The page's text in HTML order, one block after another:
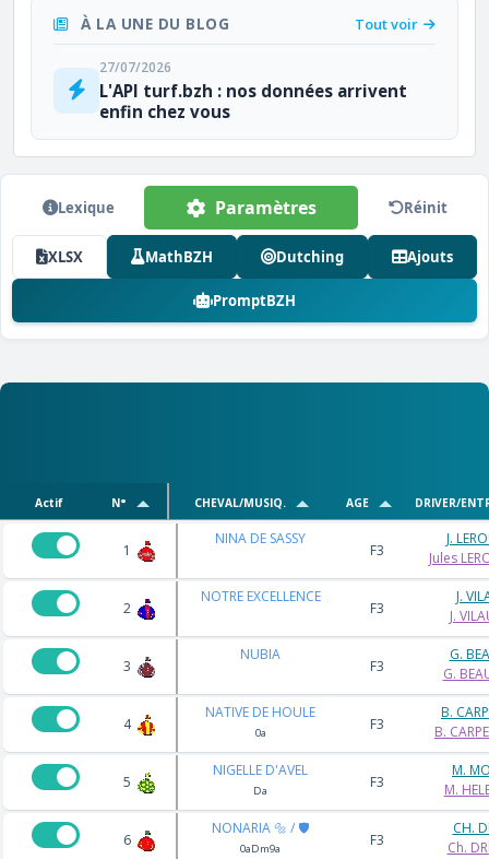
À LA UNE DU BLOG Tout voir
27/07/2026
L'API turf.bzh : nos données arrivent
enfin chez vous
Lexique Paramètres Réinit
XLSX MathBZH Dutching Ajouts
PromptBZH
Actif N° CHEVAL/MUSIQ. AGE DRIVER/
1
NINA DE SASSY
F3
J.
Jules
2
NOTRE EXCELLENCE
F3
J.
J.
3
NUBIA
F3
G.
G.
4
NATIVE DE HOULE
0a F3
B.
B.
5
NIGELLE D'AVEL
Da F3
M.
M.
6
NONARIA 🔩 / 🛡️
0aDm9a F3
CH.
Ch.